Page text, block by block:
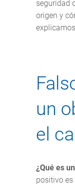
seguridad
origen y
un
el
¿Qué es
positivo